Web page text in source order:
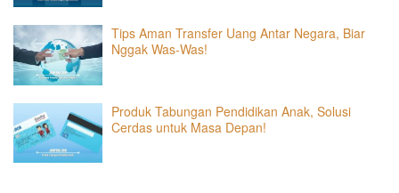
Tips Aman Transfer Uang Antar Negara, Biar
Nggak Was-Was!
Produk Tabungan Pendidikan Anak, Solusi
Cerdas untuk Masa Depan!